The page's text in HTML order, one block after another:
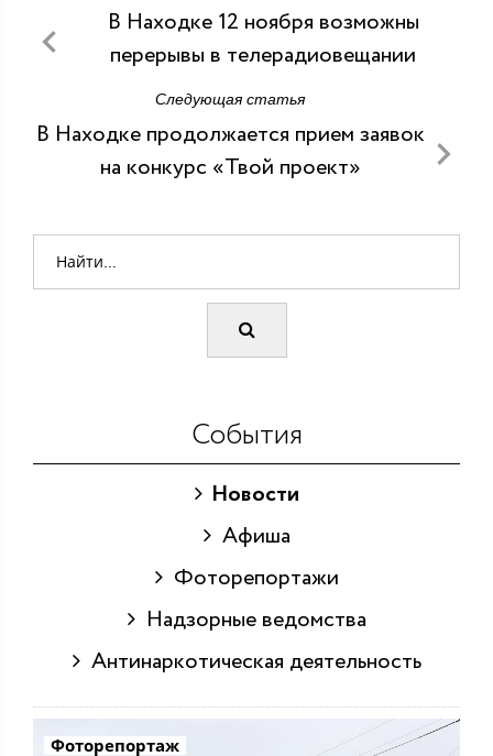
В Находке 12 ноября возможны
перерывы в телерадиовещании
Следующая статья
В Находке продолжается прием заявок
на конкурс «Твой проект»
События
Новости
Афиша
Фоторепортажи
Надзорные ведомства
Антинаркотическая деятельность
Фоторепортаж